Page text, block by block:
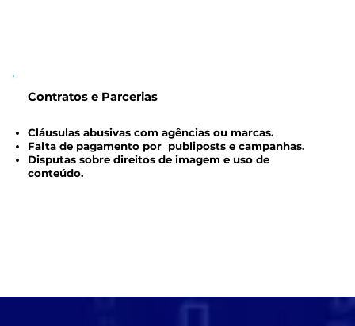
Contratos e Parcerias
Cláusulas abusivas com agências ou marcas.
Falta de pagamento por publiposts e campanhas.
Disputas sobre direitos de imagem e uso de
conteúdo.